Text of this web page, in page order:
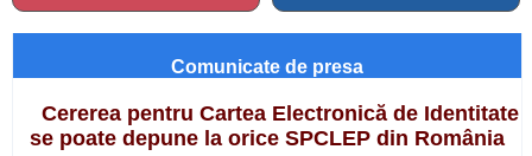
Comunicate de presa
Cererea pentru Cartea Electronică de Identitate
se poate depune la orice SPCLEP din România